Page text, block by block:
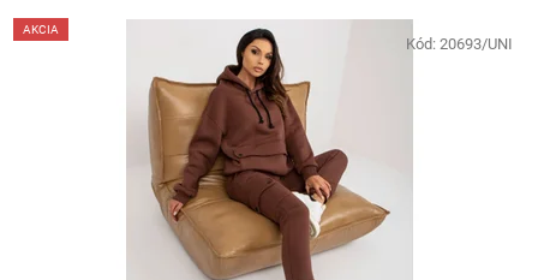
AKCIA
Kód: 20693/UNI